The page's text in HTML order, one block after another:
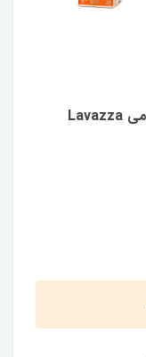
دانه قهوه لاوازا کریما گوستوسو 1 کیلوگرمی Lavazza